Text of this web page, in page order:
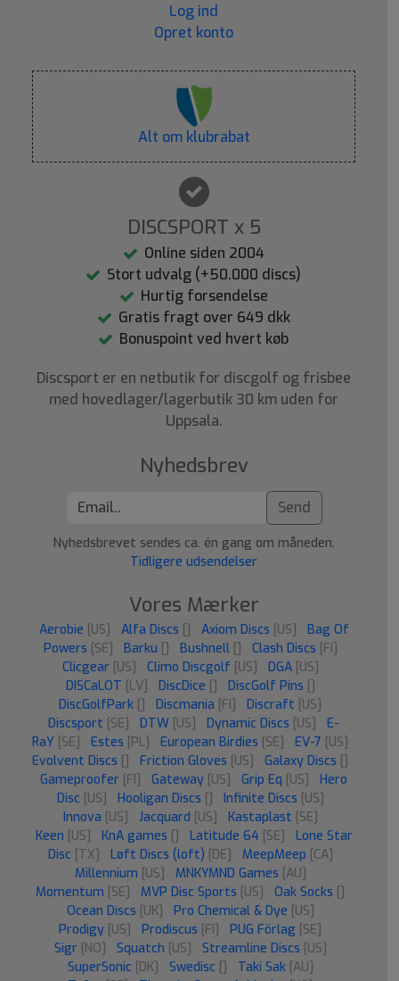
Log ind
Opret konto
Alt om klubrabat
DISCSPORT x 5
Online siden 2004
Stort udvalg (+50.000 discs)
Hurtig forsendelse
Gratis fragt over 649 dkk
Bonuspoint ved hvert køb
Discsport er en netbutik for discgolf og frisbee
med hovedlager/lagerbutik 30 km uden for
Uppsala.
Nyhedsbrev
Send
Nyhedsbrevet sendes ca. én gang om måneden.
Tidligere udsendelser
Vores Mærker
Aerobie [US] Alfa Discs [] Axiom Discs [US]
Bag Of
Powers [SE] Barku [] Bushnell [] Clash Discs [FI]
Clicgear [US] Climo Discgolf [US] DGA [US]
DISCaLOT [LV] DiscDice [] DiscGolf Pins []
DiscGolfPark [] Discmania [FI] Discraft [US]
Discsport [SE] DTW [US] Dynamic Discs [US]
E-
RaY [SE] Estes [PL] European Birdies [SE] EV-7 [US]
Evolvent Discs [] Friction Gloves [US] Galaxy Discs []
Gameproofer [FI] Gateway [US] Grip Eq [US]
Hero
Disc [US] Hooligan Discs [] Infinite Discs [US]
Innova [US] Jacquard [US] Kastaplast [SE]
Keen [US] KnA games [] Latitude 64 [SE]
Lone Star
Disc [TX] Løft Discs (loft) [DE] MeepMeep [CA]
Millennium [US] MNKYMND Games [AU]
Momentum [SE] MVP Disc Sports [US] Oak Socks []
Ocean Discs [UK] Pro Chemical & Dye [US]
Prodigy [US] Prodiscus [FI] PUG Förlag [SE]
Sigr [NO] Squatch [US] Streamline Discs [US]
SuperSonic [DK] Swedisc [] Taki Sak [AU]